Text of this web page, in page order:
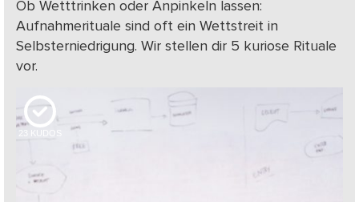
Ob Wetttrinken oder Anpinkeln lassen:
Aufnahmerituale sind oft ein Wettstreit in
Selbsterniedrigung. Wir stellen dir 5 kuriose Rituale
vor.
23 KUDOS